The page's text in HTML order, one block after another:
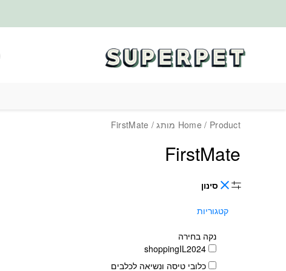
Home / Product מותג / FirstMate
FirstMate
סינון
קטגוריות
נקה בחירה
shoppingIL2024
כלובי טיסה ונשיאה לכלבים